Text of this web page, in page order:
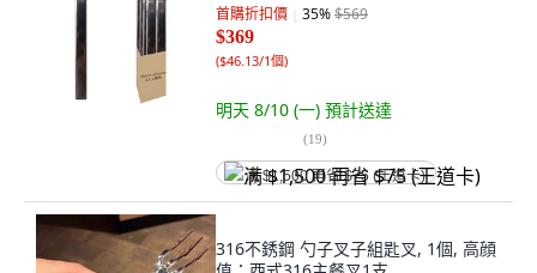
首購折扣價 35%$569
$369
($46.13/1個)
明天 8/10 (一) 預計送達
(19)
满 $1,500 再省 $75 (王道卡)
316不銹鋼 勺子叉子組匙叉, 1個, 高顔